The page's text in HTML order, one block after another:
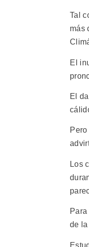
Tal
más
El
El
Los
de la